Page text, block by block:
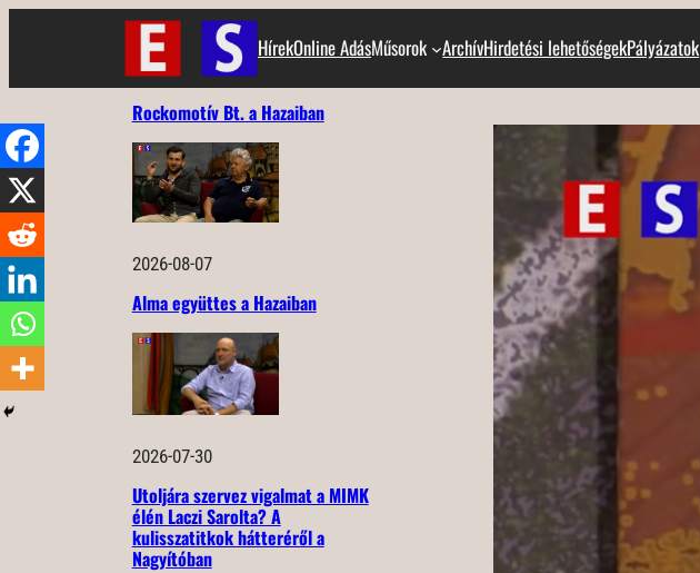
HírekOnline AdásMűsorok ArchívHirdetési lehetőségekPályázatok
Rockomotív Bt. a Hazaiban
2026-08-07
Alma együttes a Hazaiban
2026-07-30
Utoljára szervez vigalmat a MIMK
élén Laczi Sarolta? A
kulisszatitkok hátteréről a
Nagyítóban